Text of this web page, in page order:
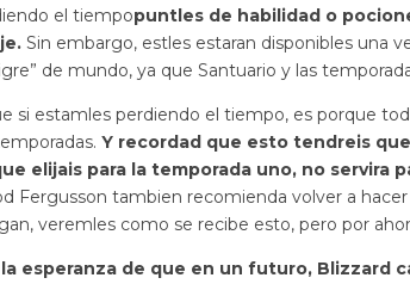
el tiempopuntles de habilidad o
Sin embargo, estles estaran disponibles una
de mundo, ya que Santuario y las
si estamles perdiendo el tiempo, es porque
Y recordad que esto tendreis
elijais para la temporada uno, no servira
Fergusson tambien recomienda volver a
veremles como se recibe esto, pero por
esperanza de que en un futuro, Blizzard